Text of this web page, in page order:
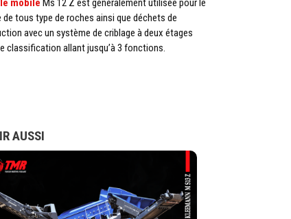
mobile Ms 12 Z est généralement utilisée pour le
de tous type de roches ainsi que déchets de
avec un système de criblage à deux étages
classification allant jusqu’à 3 fonctions.
AUSSI